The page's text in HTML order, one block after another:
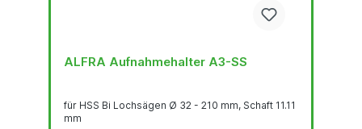
ALFRA Aufnahmehalter A3-SS
für HSS Bi Lochsägen Ø 32 - 210 mm, Schaft 11.11
mm